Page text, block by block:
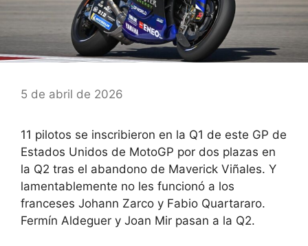
5 de abril de 2026
11 pilotos se inscribieron en la Q1 de este GP de
Estados Unidos de MotoGP por dos plazas en
la Q2 tras el abandono de Maverick Viñales. Y
lamentablemente no les funcionó a los
franceses Johann Zarco y Fabio Quartararo.
Fermín Aldeguer y Joan Mir pasan a la Q2.